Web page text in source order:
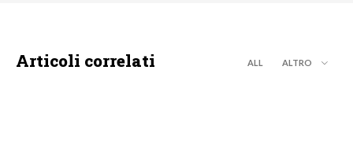
Articoli correlati ALL ALTRO